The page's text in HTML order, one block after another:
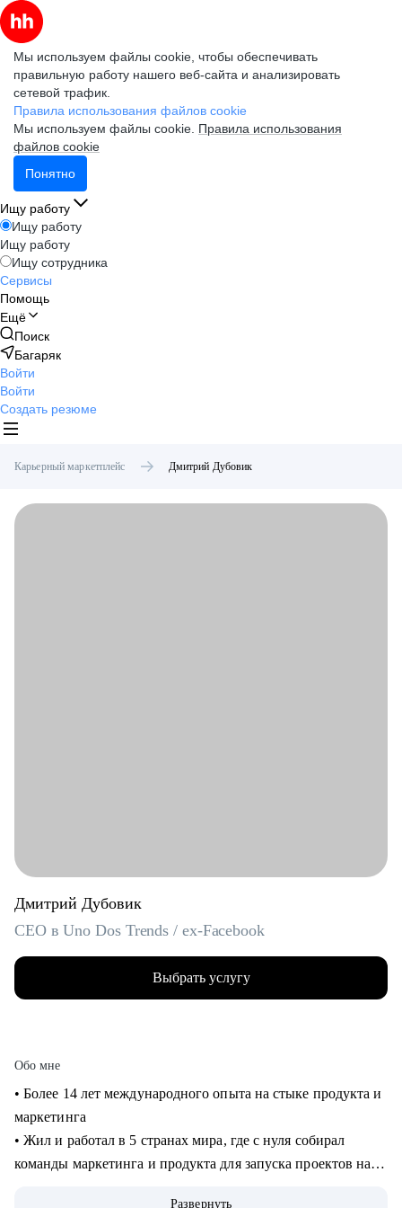
Мы используем файлы cookie, чтобы обеспечивать
правильную работу нашего веб-сайта и анализировать
сетевой трафик.
Правила использования файлов cookie
Мы используем файлы cookie. Правила использования
файлов cookie
Понятно
Ищу работу
Ищу работу
Ищу работу
Ищу сотрудника
Сервисы
Помощь
Ещё
Поиск
Багаряк
Войти
Войти
Создать резюме
Карьерный маркетплейс Дмитрий Дубовик
Дмитрий Дубовик
CEO в Uno Dos Trends / ex-Facebook
Выбрать услугу
Обо мне
• Более 14 лет международного опыта на стыке продукта и
маркетинга
• Жил и работал в 5 странах мира, где с нуля собирал
команды маркетинга и продукта для запуска проектов на
Развернуть